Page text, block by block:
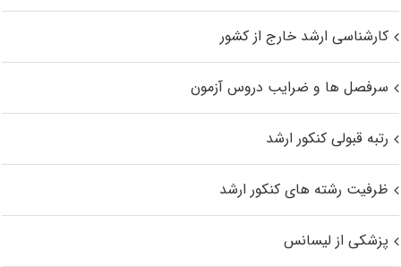
کارشناسی ارشد خارج از کشور
سرفصل ها و ضرایب دروس آزمون
رتبه قبولی کنکور ارشد
ظرفیت رشته های کنکور ارشد
پزشکی از لیسانس